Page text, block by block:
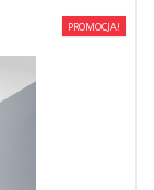
PROMOCJA!